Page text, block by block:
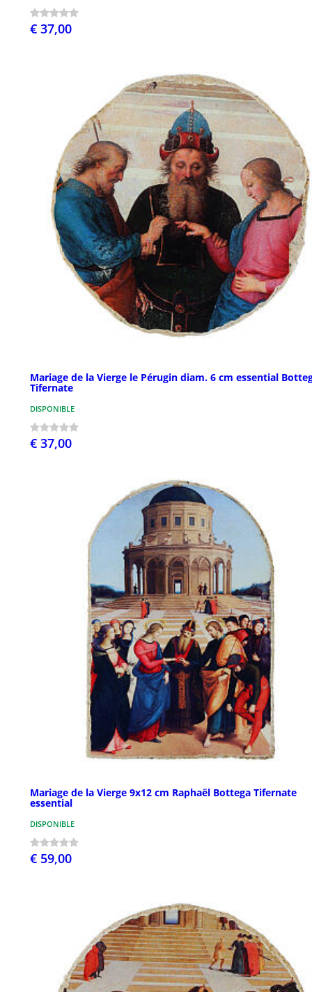
€ 37,00
Mariage de la Vierge le Pérugin diam. 6 cm essential
Tifernate
DISPONIBLE
€ 37,00
Mariage de la Vierge 9x12 cm Raphaël Bottega Tifernate
essential
DISPONIBLE
€ 59,00